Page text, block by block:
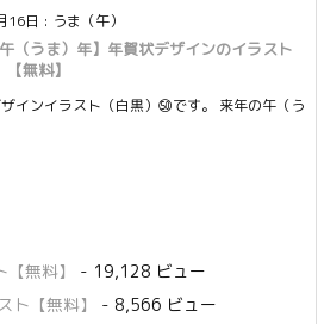
16日 : うま（午）
（うま）年】年賀状デザインのイラスト
無料】
インイラスト（白黒）㊿です。 来年の午（う
無料】
- 19,128 ビュー
ト【無料】
- 8,566 ビュー